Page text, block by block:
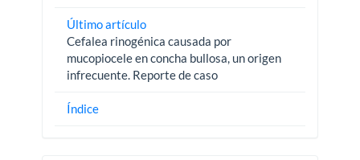
Último artículo
Cefalea rinogénica causada por
mucopiocele en concha bullosa, un origen
infrecuente. Reporte de caso
Índice